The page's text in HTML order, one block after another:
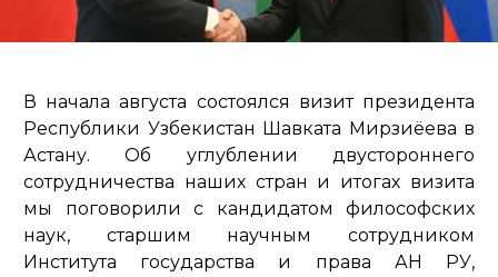
В начала августа состоялся визит президента
Республики Узбекистан Шавката Мирзиёева в
Астану. Об углублении двустороннего
сотрудничества наших стран и итогах визита
мы поговорили с кандидатом философских
наук, старшим научным сотрудником
Института государства и права АН РУ,